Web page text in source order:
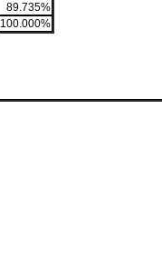
89.735%
100.000%